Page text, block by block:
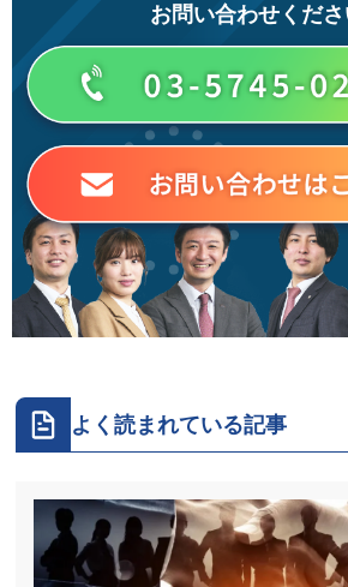
お問い合わせくださ
よく読まれている記事